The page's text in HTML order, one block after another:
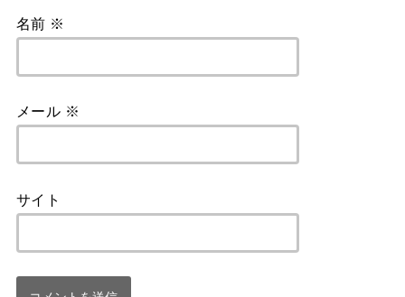
名前 ※
メール ※
サイト